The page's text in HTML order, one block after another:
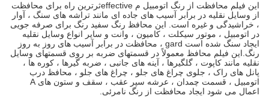
این فیلم محافظت از رنگ اتومبیل م effectiveثرترین راه برای محافظت
از وسایل نقلیه در برابر آسیب های جاده ای مانند تراشه های سنگ ، آوار
، خراشیدگی و غیره است. این محافظ رنگ سفید رنگ برای صرفه جویی
در اتومبیل ، موتور سیکلت ، کامیون ، وانت و سایر انواع وسایل نقلیه
ایجاد سنگ شده است gard ، محافظت در برابر آسیب های روز به روز
رنگ.این فیلم محافظ معمولاً در قسمتهای ضربه بر روی قسمتهای وسایل
نقلیه مانند کاپوت ، گلگیرها ، آینه های جانبی ، ضربه گیرها ، کوره ها ،
پانل های راک ، جلوی چراغ های جلو ، چراغ های جلو ، محافظ درب
اتومبیل ، قسمت چمدان ، عرشه سپر عقب ، سقف و ستون های A
اعمال می شود ایجاد محافظت از رنگ نامرئی.